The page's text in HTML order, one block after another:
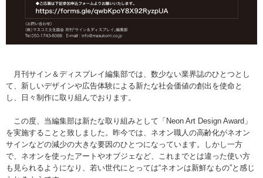
月刊サイン＆ディスプレイ編集部では、数少ない業界誌のひとつとし
て、新しいデザインや広告体験による新たな社会価値の創出を使命と
し、日々制作に取り組んでおります。
この度、当編集部は新たな取り組みとして「Neon Art Design Award」
を実施することと致しました。昨今では、ネオン職人の高齢化がネオン
サインなどの減少の大きな要因のひとつになっています。しかし一方
で、ネオンを使ったアートやオブジェなど、これまでとは違った使い方
も見られるようになり、若い世代にとっては“ネオンは新鮮なもの”と感じ